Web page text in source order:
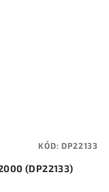
(DP22133)
KÓD:DP22133